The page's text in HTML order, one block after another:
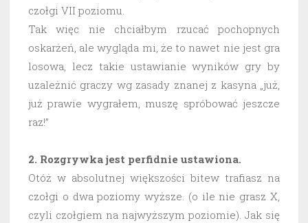
czołgi VII poziomu.
Tak więc nie chciałbym rzucać pochopnych
oskarżeń, ale wygląda mi, że to nawet nie jest gra
losowa, lecz takie ustawianie wyników gry by
uzależnić graczy wg zasady znanej z kasyna „już,
już prawie wygrałem, muszę spróbować jeszcze
raz!”
2. Rozgrywka jest perfidnie ustawiona.
Otóż w absolutnej większości bitew trafiasz na
czołgi o dwa poziomy wyższe. (o ile nie grasz X,
czyli czołgiem na najwyższym poziomie). Jak się